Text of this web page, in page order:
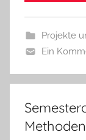
Projekte
Ein